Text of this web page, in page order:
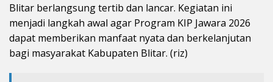
Blitar berlangsung tertib dan lancar. Kegiatan ini
menjadi langkah awal agar Program KIP Jawara 2026
dapat memberikan manfaat nyata dan berkelanjutan
bagi masyarakat Kabupaten Blitar. (riz)